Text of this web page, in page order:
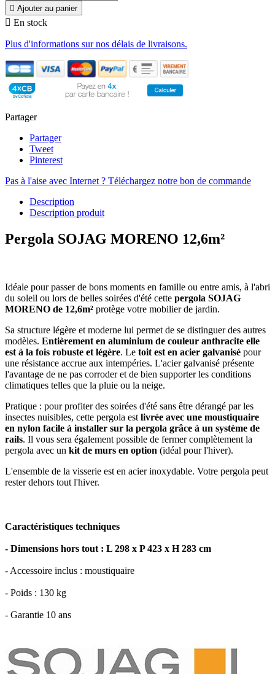
 Ajouter au panier
 En stock
Plus d'informations sur nos délais de livraisons.
Partager
Partager
Tweet
Pinterest
Pas à l'aise avec Internet ? Téléchargez notre bon de commande
Description
Description produit
Pergola SOJAG MORENO 12,6m²
Idéale pour passer de bons moments en famille ou entre amis, à l'abri
du soleil ou lors de belles soirées d'été cette pergola SOJAG
MORENO de 12,6m² protège votre mobilier de jardin.
Sa structure légère et moderne lui permet de se distinguer des autres
modèles. Entièrement en aluminium de couleur anthracite elle
est à la fois robuste et légère. Le toit est en acier galvanisé pour
une résistance accrue aux intempéries. L'acier galvanisé présente
l'avantage de ne pas corroder et de bien supporter les conditions
climatiques telles que la pluie ou la neige.
Pratique : pour profiter des soirées d'été sans être dérangé par les
insectes nuisibles, cette pergola est livrée avec une moustiquaire
en nylon facile à installer sur la pergola grâce à un système de
rails. Il vous sera également possible de fermer complètement la
pergola avec un kit de murs en option (idéal pour l'hiver).
L'ensemble de la visserie est en acier inoxydable. Votre pergola peut
rester dehors tout l'hiver.
Caractéristiques techniques
- Dimensions hors tout : L 298 x P 423 x H 283 cm
- Accessoire inclus : moustiquaire
- Poids : 130 kg
- Garantie 10 ans